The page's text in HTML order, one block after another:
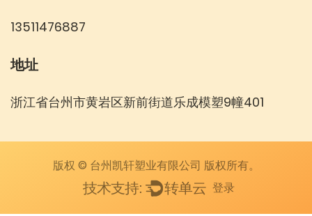
13511476887
地址
浙江省台州市黄岩区新前街道乐成模塑9幢401
版权 © 台州凯轩塑业有限公司 版权所有。
登录